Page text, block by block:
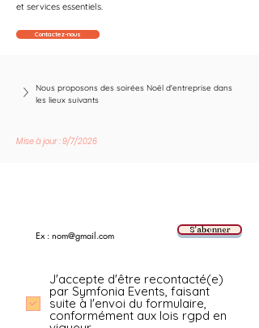
et services essentiels.
Contactez-nous
Nous proposons des soirées Noël d'entreprise dans
les lieux suivants
Mise à jour : 9/7/2026
S'abonner
J'accepte d'être recontacté(e)
par Symfonia Events, faisant
suite à l'envoi du formulaire,
conformément aux lois rgpd en